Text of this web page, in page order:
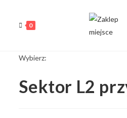
0
Wybierz:
Sektor L2